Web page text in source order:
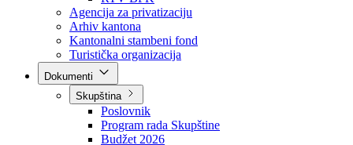
Javna preduzeća
BPK šume
RTV BPK
Agencija za privatizaciju
Arhiv kantona
Kantonalni stambeni fond
Turistička organizacija
Skupština